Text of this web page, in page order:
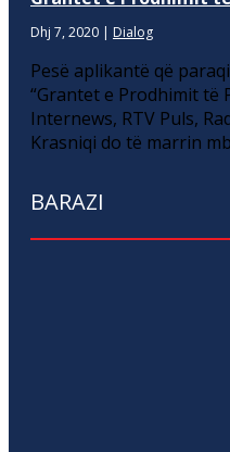
Dhj 7, 2020 | Dialog
Pesë aplikantë që
“Grantet e Prodhimit të
Internews, RTV Puls,
Krasniqi do të marrin
BARAZI